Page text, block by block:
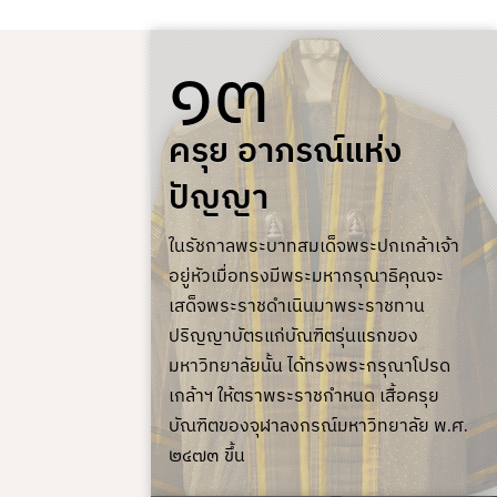
ครุย อาภรณ์แห่ง
ปัญญา
ในรัชกาลพระบาทสมเด็จพระปกเกล้าเจ้า
อยู่หัวเมื่อทรงมีพระมหากรุณาธิคุณจะ
เสด็จพระราชดำเนินมาพระราชทาน
ปริญญาบัตรแก่บัณฑิตรุ่นแรกของ
มหาวิทยาลัยนั้น ได้ทรงพระกรุณาโปรด
เกล้าฯ ให้ตราพระราชกำหนด เสื้อครุย
บัณฑิตของจุฬาลงกรณ์มหาวิทยาลัย พ.ศ.
๒๔๗๓ ขึ้น
๑๓